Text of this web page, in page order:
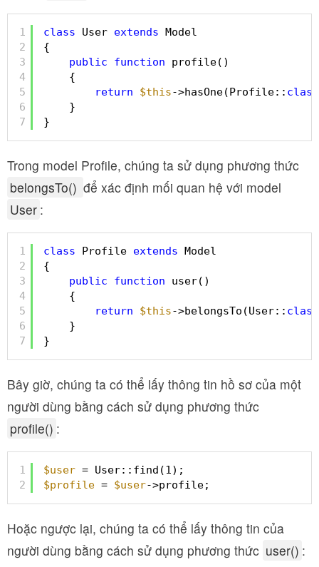
1
2
3
4
5
6
7
class User extends Model
{
public
function
profile()
{
return
$this->hasOne(Profile:: class
}
}
Trong model Profile, chúng ta sử dụng phương thức
belongsTo() để xác định mối quan hệ với model
User :
1
2
3
4
5
6
7
class Profile extends Model
{
public
function
user()
{
return
$this->belongsTo(User:: class
}
}
Bây giờ, chúng ta có thể lấy thông tin hồ sơ của một
người dùng bằng cách sử dụng phương thức
profile() :
1
2
$user = User::find(1);
$profile = $user->profile;
Hoặc ngược lại, chúng ta có thể lấy thông tin của
người dùng bằng cách sử dụng phương thức user() :